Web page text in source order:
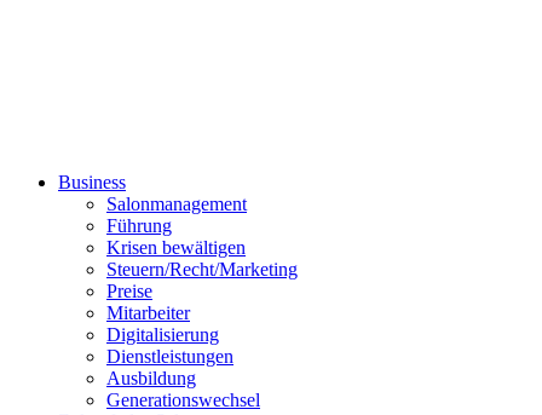
Business
Salonmanagement
Führung
Krisen bewältigen
Steuern/Recht/Marketing
Preise
Mitarbeiter
Digitalisierung
Dienstleistungen
Ausbildung
Generationswechsel